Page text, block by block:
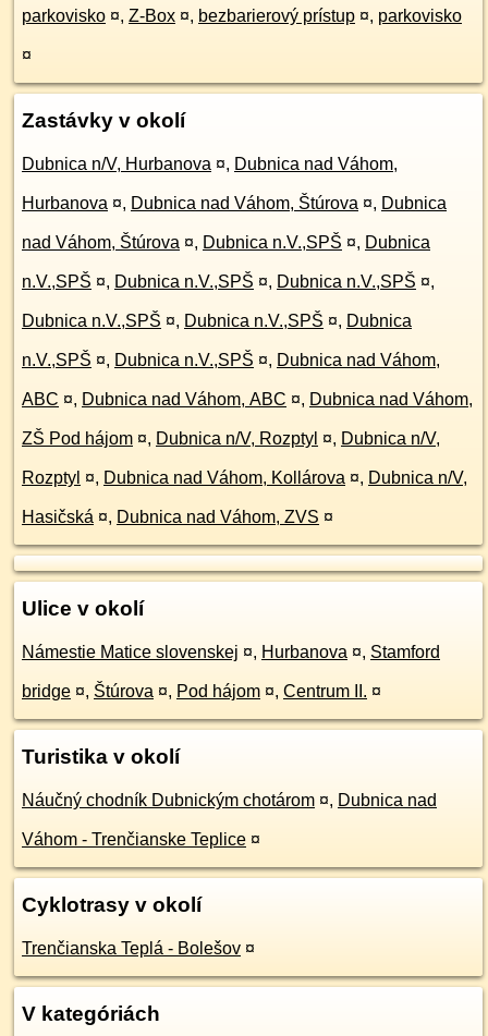
parkovisko ¤, Z-Box ¤, bezbarierový prístup ¤, parkovisko
¤
Zastávky v okolí
Dubnica n/V, Hurbanova ¤, Dubnica nad Váhom,
Hurbanova ¤, Dubnica nad Váhom, Štúrova ¤, Dubnica
nad Váhom, Štúrova ¤, Dubnica n.V.,SPŠ ¤, Dubnica
n.V.,SPŠ ¤, Dubnica n.V.,SPŠ ¤, Dubnica n.V.,SPŠ ¤,
Dubnica n.V.,SPŠ ¤, Dubnica n.V.,SPŠ ¤, Dubnica
n.V.,SPŠ ¤, Dubnica n.V.,SPŠ ¤, Dubnica nad Váhom,
ABC ¤, Dubnica nad Váhom, ABC ¤, Dubnica nad Váhom,
ZŠ Pod hájom ¤, Dubnica n/V, Rozptyl ¤, Dubnica n/V,
Rozptyl ¤, Dubnica nad Váhom, Kollárova ¤, Dubnica n/V,
Hasičská ¤, Dubnica nad Váhom, ZVS ¤
Ulice v okolí
Námestie Matice slovenskej ¤, Hurbanova ¤, Stamford
bridge ¤, Štúrova ¤, Pod hájom ¤, Centrum II. ¤
Turistika v okolí
Náučný chodník Dubnickým chotárom ¤, Dubnica nad
Váhom - Trenčianske Teplice ¤
Cyklotrasy v okolí
Trenčianska Teplá - Bolešov ¤
V kategóriách